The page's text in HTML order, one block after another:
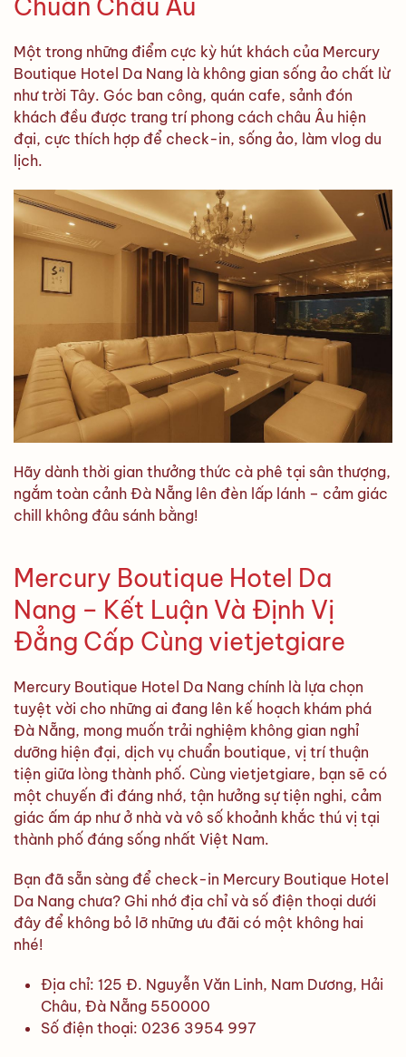
Chuẩn Châu Âu
Một trong những điểm cực kỳ hút khách của Mercury
Boutique Hotel Da Nang là không gian sống ảo chất lừ
như trời Tây. Góc ban công, quán cafe, sảnh đón
khách đều được trang trí phong cách châu Âu hiện
đại, cực thích hợp để check-in, sống ảo, làm vlog du
lịch.
Hãy dành thời gian thưởng thức cà phê tại sân thượng,
ngắm toàn cảnh Đà Nẵng lên đèn lấp lánh – cảm giác
chill không đâu sánh bằng!
Mercury Boutique Hotel Da
Nang – Kết Luận Và Định Vị
Đẳng Cấp Cùng vietjetgiare
Mercury Boutique Hotel Da Nang chính là lựa chọn
tuyệt vời cho những ai đang lên kế hoạch khám phá
Đà Nẵng, mong muốn trải nghiệm không gian nghỉ
dưỡng hiện đại, dịch vụ chuẩn boutique, vị trí thuận
tiện giữa lòng thành phố. Cùng vietjetgiare, bạn sẽ có
một chuyến đi đáng nhớ, tận hưởng sự tiện nghi, cảm
giác ấm áp như ở nhà và vô số khoảnh khắc thú vị tại
thành phố đáng sống nhất Việt Nam.
Bạn đã sẵn sàng để check-in Mercury Boutique Hotel
Da Nang chưa? Ghi nhớ địa chỉ và số điện thoại dưới
đây để không bỏ lỡ những ưu đãi có một không hai
nhé!
Địa chỉ: 125 Đ. Nguyễn Văn Linh, Nam Dương, Hải
Châu, Đà Nẵng 550000
Số điện thoại: 0236 3954 997